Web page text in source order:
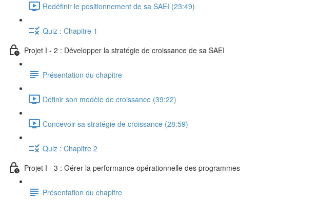
Redéfinir le positionnement de sa SAEI (23:49)
Quiz : Chapitre 1
Projet I - 2 : Développer la stratégie de croissance de sa SAEI
Présentation du chapitre
Définir son modèle de croissance (39:22)
Concevoir sa stratégie de croissance (28:59)
Quiz : Chapitre 2
Projet I - 3 : Gérer la performance opérationnelle des programmes
Présentation du chapitre